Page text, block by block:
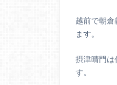
越前で朝倉
ます。
摂津晴門は
す。